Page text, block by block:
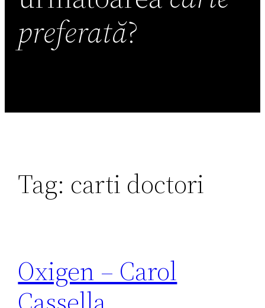
preferată?
Tag: carti doctori
Oxigen – Carol